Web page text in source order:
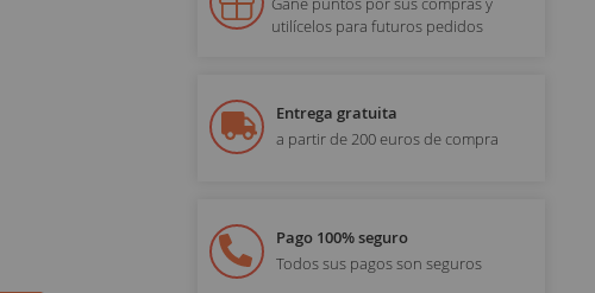
utilícelos para futuros pedidos
Entrega gratuita
a partir de 200 euros de compra
Pago 100% seguro
Todos sus pagos son seguros